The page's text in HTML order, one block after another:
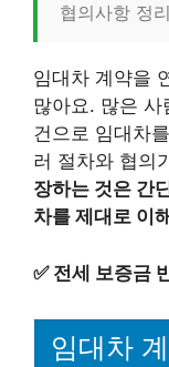
협의사항 정리
임대차 계약을
많아요. 많은
건으로 임대차
러 절차와 협의
장하는 것은 간
차를 제대로 이
✅ 전세 보증금
임대차